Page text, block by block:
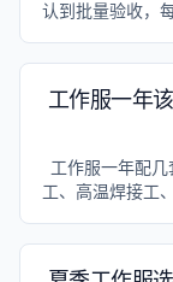
认到批量验收，
工作服一年
工作服一年配
工、高温焊接工